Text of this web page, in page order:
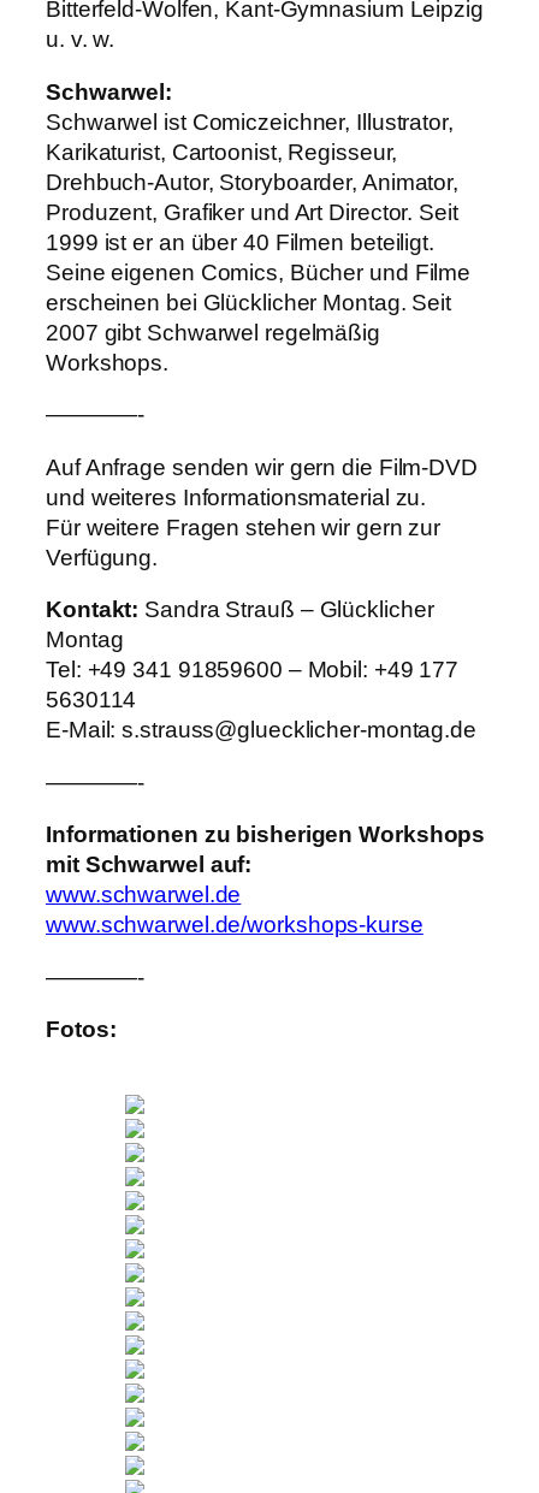
Bitterfeld-Wolfen, Kant-Gymnasium Leipzig
u. v. w.
Schwarwel:
Schwarwel ist Comiczeichner, Illustrator,
Karikaturist, Cartoonist, Regisseur,
Drehbuch-Autor, Storyboarder, Animator,
Produzent, Grafiker und Art Director. Seit
1999 ist er an über 40 Filmen beteiligt.
Seine eigenen Comics, Bücher und Filme
erscheinen bei Glücklicher Montag. Seit
2007 gibt Schwarwel regelmäßig
Workshops.
————-
Auf Anfrage senden wir gern die Film-DVD
und weiteres Informationsmaterial zu.
Für weitere Fragen stehen wir gern zur
Verfügung.
Kontakt: Sandra Strauß – Glücklicher
Montag
Tel: +49 341 91859600 – Mobil: +49 177
5630114
E-Mail: s.strauss@gluecklicher-montag.de
————-
Informationen zu bisherigen Workshops
mit Schwarwel auf:
www.schwarwel.de
www.schwarwel.de/workshops-kurse
————-
Fotos: